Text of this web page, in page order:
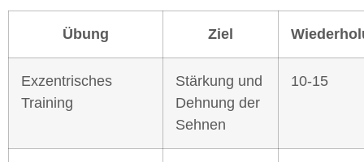
Übung Ziel
Exzentrisches
Training
Stärkung und
Dehnung der
Sehnen
10-15